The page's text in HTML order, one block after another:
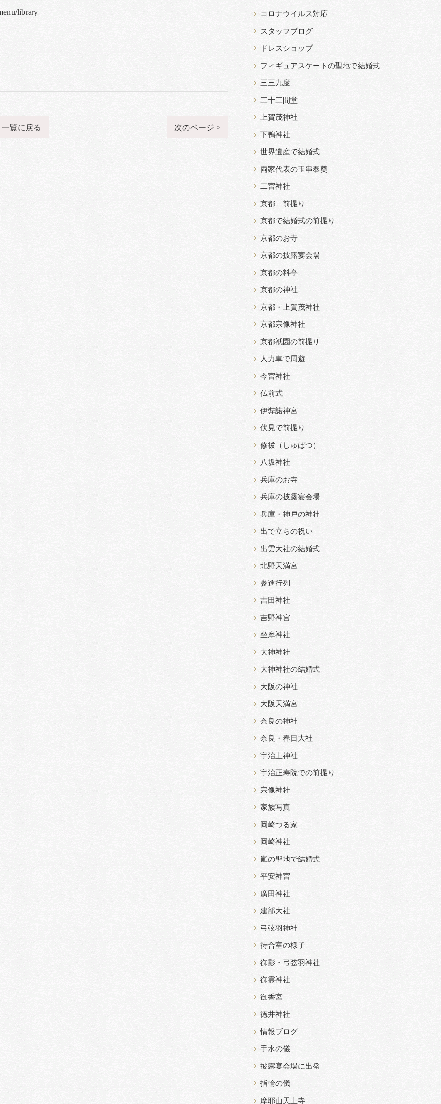
library
一覧に戻る 次のページ >
コロナウイルス対応
スタッフブログ
ドレスショップ
フィギュアスケートの聖地で結婚式
三三九度
三十三間堂
上賀茂神社
下鴨神社
世界遺産で結婚式
両家代表の玉串奉奠
二宮神社
京都 前撮り
京都で結婚式の前撮り
京都のお寺
京都の披露宴会場
京都の料亭
京都の神社
京都・上賀茂神社
京都宗像神社
京都祇園の前撮り
人力車で周遊
今宮神社
仏前式
伊弉諾神宮
伏見で前撮り
修祓（しゅばつ）
八坂神社
兵庫のお寺
兵庫の披露宴会場
兵庫・神戸の神社
出で立ちの祝い
出雲大社の結婚式
北野天満宮
参進行列
吉田神社
吉野神宮
坐摩神社
大神神社
大神神社の結婚式
大阪の神社
大阪天満宮
奈良の神社
奈良・春日大社
宇治上神社
宇治正寿院での前撮り
宗像神社
家族写真
岡崎つる家
岡崎神社
嵐の聖地で結婚式
平安神宮
廣田神社
建部大社
弓弦羽神社
待合室の様子
御影・弓弦羽神社
御霊神社
御香宮
徳井神社
情報ブログ
手水の儀
披露宴会場に出発
指輪の儀
摩耶山天上寺